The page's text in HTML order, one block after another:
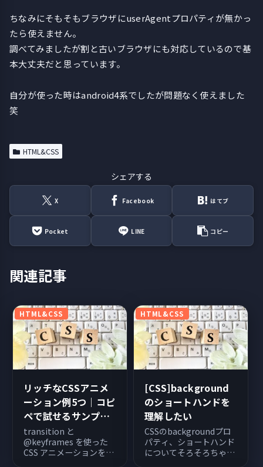
ちなみにそもそもブラウザにuserAgentプロパティが無かっ
たら使えません。
調べてみましたが割と古いブラウザにも対応しているので基
本大丈夫だと思っています。
自分が使った時はandroid4系でしたが問題なく使えました
笑
HTML&CSS
シェアする
X Facebook はてブ
Pocket LINE コピー
関連記事
HTML&CSS
リッチなCSSアニメ
ーション例5つ｜コピ
ペで試せるサンプル
集
transition と
@keyframes を使った
CSS アニメーションを5
HTML&CSS
[CSS]background
のショートハンドを
理解したい
CSSのbackgroundプロ
パティ、ショートハンド
についてそろそろちゃん